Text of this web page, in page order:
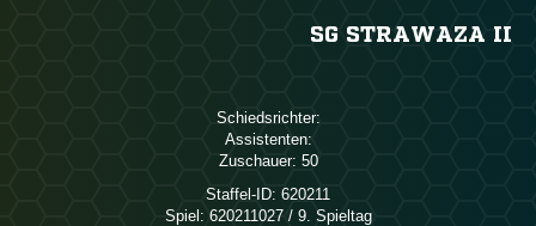
SG STRAWAZA II
Schiedsrichter:
Assistenten:
Zuschauer: 50
Staffel-ID: 620211
Spiel: 620211027 / 9. Spieltag